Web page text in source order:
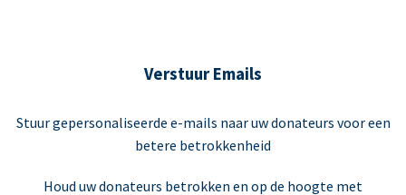
Verstuur Emails
Stuur gepersonaliseerde e-mails naar uw donateurs voor een
betere betrokkenheid
Houd uw donateurs betrokken en op de hoogte met